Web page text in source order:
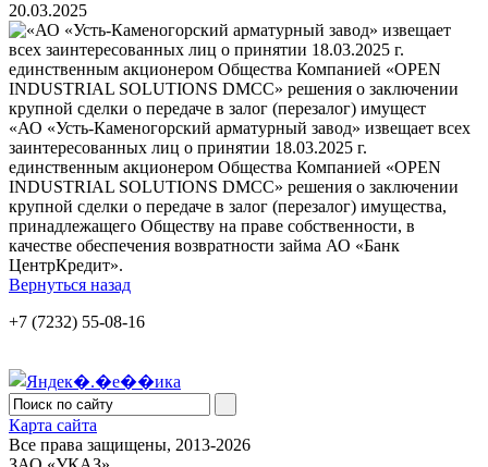
20.03.2025
«АО «Усть-Каменогорский арматурный завод» извещает всех
заинтересованных лиц о принятии 18.03.2025 г.
единственным акционером Общества Компанией «OPEN
INDUSTRIAL SOLUTIONS DMCC» решения о заключении
крупной сделки о передаче в залог (перезалог) имущества,
принадлежащего Обществу на праве собственности, в
качестве обеспечения возвратности займа АО «Банк
ЦентрКредит».
Вернуться назад
+7 (7232) 55-08-16
Карта сайта
Все права защищены, 2013-2026